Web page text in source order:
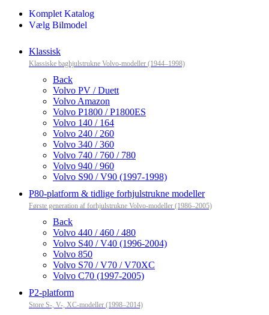
Komplet Katalog
Vælg Bilmodel
Klassisk
Klassiske baghjulstrukne Volvo-modeller (1944–1998)
Back
Volvo PV / Duett
Volvo Amazon
Volvo P1800 / P1800ES
Volvo 140 / 164
Volvo 240 / 260
Volvo 340 / 360
Volvo 740 / 760 / 780
Volvo 940 / 960
Volvo S90 / V90 (1997-1998)
P80-platform & tidlige forhjulstrukne modeller
Første generation af forhjulstrukne Volvo-modeller (1986–2005)
Back
Volvo 440 / 460 / 480
Volvo S40 / V40 (1996-2004)
Volvo 850
Volvo S70 / V70 / V70XC
Volvo C70 (1997-2005)
P2-platform
Store S-, V-, XC-modeller (1998–2014)